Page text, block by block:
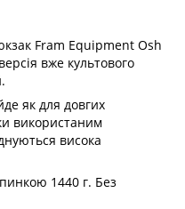
Fram Equipment Osh
вже культового
як для довгих
використаним
висока
1440 г. Без